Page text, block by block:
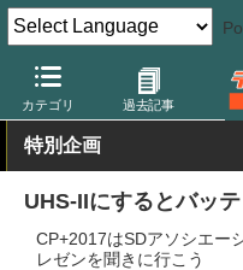
カテゴリ 過去記事
デジカメ Watch 撮影用品
特別企画
UHS-IIにするとバッ
CP+2017はSDアソシエ
レゼンを聞きに行こう